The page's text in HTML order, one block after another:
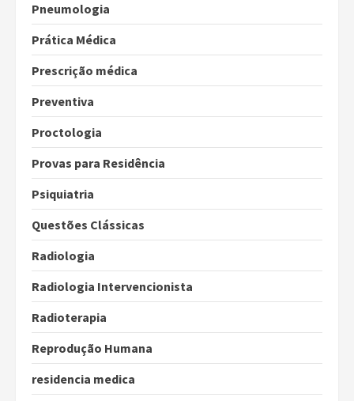
Pneumologia
Prática Médica
Prescrição médica
Preventiva
Proctologia
Provas para Residência
Psiquiatria
Questões Clássicas
Radiologia
Radiologia Intervencionista
Radioterapia
Reprodução Humana
residencia medica